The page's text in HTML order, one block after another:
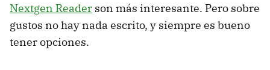
Nextgen Reader son más interesante. Pero sobre
gustos no hay nada escrito, y siempre es bueno
tener opciones.